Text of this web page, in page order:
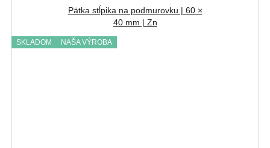
Pätka stĺpika na podmurovku | 60 ×
40 mm | Zn
SKLADOM NAŠA VÝROBA